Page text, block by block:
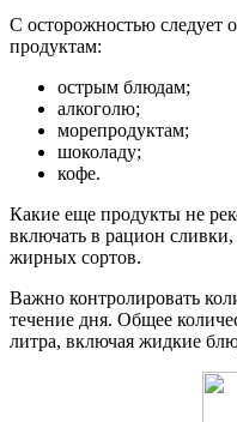
С осторожностью следует
продуктам:
острым блюдам;
алкоголю;
морепродуктам;
шоколаду;
кофе.
Какие еще продукты не
включать в рацион
жирных сортов.
Важно контролировать
течение дня. Общее
литра, включая жидкие